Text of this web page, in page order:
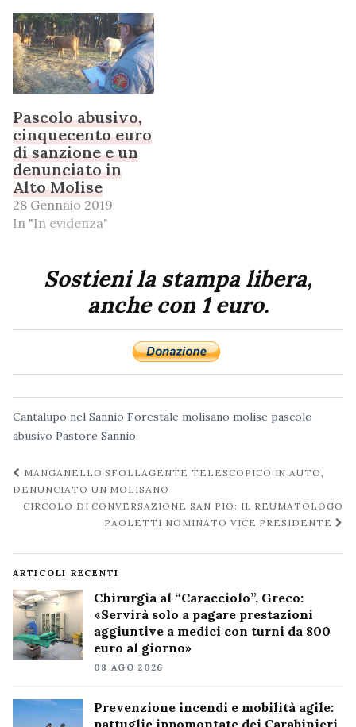
Pascolo abusivo,
cinquecento euro
di sanzione e un
denunciato in
Alto Molise
28 Gennaio 2019
In "In evidenza"
Sostieni la stampa libera,
anche con 1 euro.
Cantalupo nel Sannio Forestale molisano molise pascolo
abusivo Pastore Sannio
Navigazione
post
MANGANELLO SFOLLAGENTE TELESCOPICO IN AUTO,
DENUNCIATO UN MOLISANO
CIRCOLO DI CONVERSAZIONE SAN PIO: IL REUMATOLOGO
PAOLETTI NOMINATO VICE PRESIDENTE
ARTICOLI RECENTI
Chirurgia al “Caracciolo”, Greco:
«Servirà solo a pagare prestazioni
aggiuntive a medici con turni da 800
euro al giorno»
08 AGO 2026
Prevenzione incendi e mobilità agile:
pattuglie ippomontate dei Carabinieri